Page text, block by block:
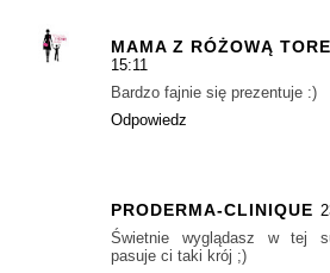
MAMA Z RÓŻOWĄ
15:11
Bardzo fajnie się prezentuje :)
Odpowiedz
PRODERMA-CLINIQUE
Świetnie wyglądasz w tej
pasuje ci taki krój ;)